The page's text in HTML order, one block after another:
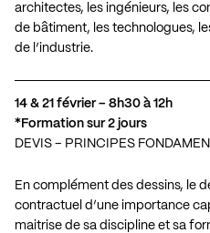
architectes, les ingénieurs, les
de bâtiment, les technologues,
de l’industrie.
14 & 21 février – 8h30 à 12h
*Formation sur 2 jours
DEVIS – PRINCIPES
En complément des dessins, le
contractuel d’une importance
maitrise de sa discipline et sa